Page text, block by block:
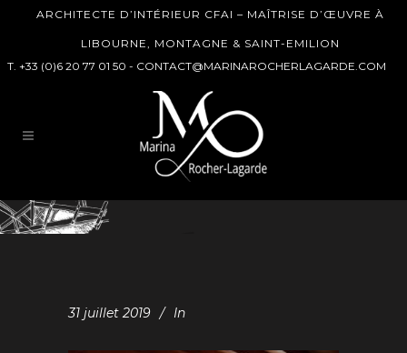
ARCHITECTE D’INTÉRIEUR CFAI – MAÎTRISE D’ŒUVRE À
LIBOURNE, MONTAGNE & SAINT-EMILION
T. +33 (0)6 20 77 01 50 - CONTACT@MARINAROCHERLAGARDE.COM
31 juillet 2019 In